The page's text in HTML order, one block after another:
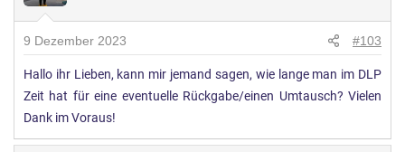
9 Dezember 2023 #103
Hallo ihr Lieben, kann mir jemand sagen, wie lange man im DLP
Zeit hat für eine eventuelle Rückgabe/einen Umtausch? Vielen
Dank im Voraus!